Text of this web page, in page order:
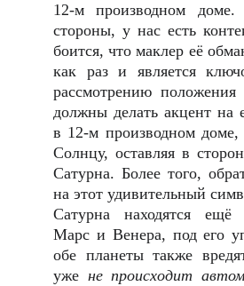
12-м производном
стороны, у нас есть
боится, что маклер её
как раз и является
рассмотрению
должны делать акцент на
в 12-м производном
Солнцу, оставляя в
Сатурна. Более того,
на этот удивительный
Сатурна находятся ещё
Марс и Венера, под его
обе планеты также
уже не происходит